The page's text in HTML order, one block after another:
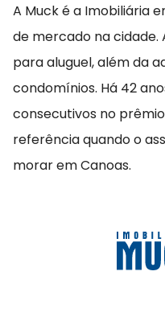
A Muck é a Imobiliária
de mercado na cidade.
para aluguel, além da
condomínios. Há 42
consecutivos no
referência quando o
morar em Canoas.